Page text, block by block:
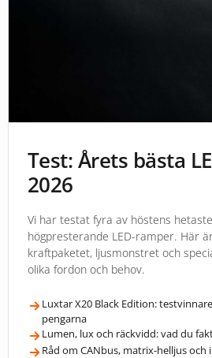
Test: Årets bästa
2026
Vi har testat fyra av höstens
högpresterande LED-ramper. Här
kraftpaketet, ljusmonstret och
olika fordon och behov.
Luxtar X20 Black Edition:
pengarna
Lumen, lux och räckvidd: vad du
Råd om CANbus, matrix-helljus och